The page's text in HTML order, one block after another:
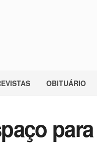
OBITUÁRIO
para